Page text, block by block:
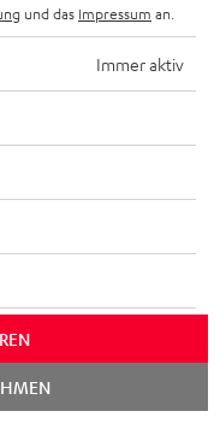
40 Mk3 18 (ET)
– Schwarz
Schwarz
und das Impressum an.
Immer aktiv